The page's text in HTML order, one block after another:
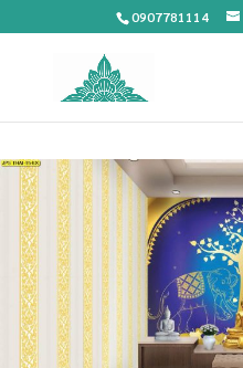
0907781114